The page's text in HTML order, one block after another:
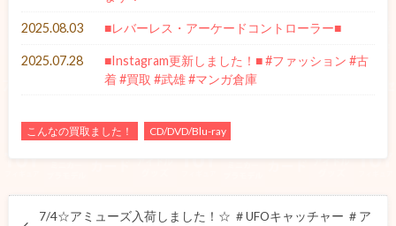
2025.08.03 ■レバーレス・アーケードコントローラー■
2025.07.28
■Instagram更新しました！■ #ファッション #古
着 #買取 #武雄 #マンガ倉庫
こんなの買取ました！ CD/DVD/Blu-ray
7/4☆アミューズ入荷しました！☆ ＃UFOキャッチャー ＃ア